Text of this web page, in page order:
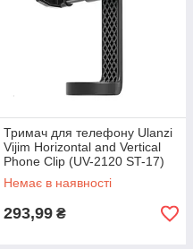
Тримач для телефону Ulanzi
Vijim Horizontal and Vertical
Phone Clip (UV-2120 ST-17)
Немає в наявності
293,99 ₴